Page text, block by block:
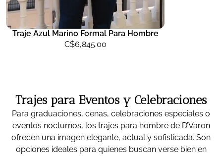
Traje Azul Marino Formal Para Hombre
C$6,845.00
Trajes para Eventos y Celebraciones
Para graduaciones, cenas, celebraciones especiales o
eventos nocturnos, los trajes para hombre de D’Varon
ofrecen una imagen elegante, actual y sofisticada. Son
opciones ideales para quienes buscan verse bien en